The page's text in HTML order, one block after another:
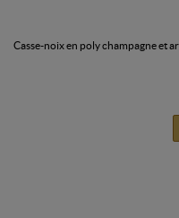
casse-noix en poly champagne et argent - dimensions 12x50x12cm - 10040267 -